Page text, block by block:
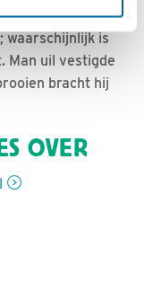
waarschijnlijk is
Man uil vestigde
bracht hij
OVER